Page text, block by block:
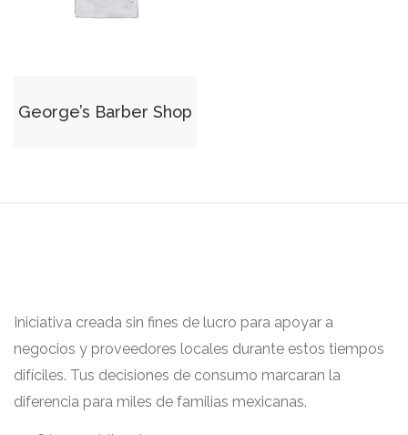
George’s Barber Shop
Iniciativa creada sin fines de lucro para apoyar a
negocios y proveedores locales durante estos tiempos
difíciles. Tus decisiones de consumo marcaran la
diferencia para miles de familias mexicanas.